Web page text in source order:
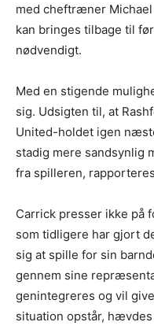
med cheftræner
kan bringes tilbage til
nødvendigt.
Med en stigende
sig. Udsigten til, at
United-holdet igen
stadig mere sandsynlig
fra spilleren,
Carrick presser ikke på
som tidligere har gjort
sig at spille for sin
gennem sine
genintegreres og vil
situation opstår,